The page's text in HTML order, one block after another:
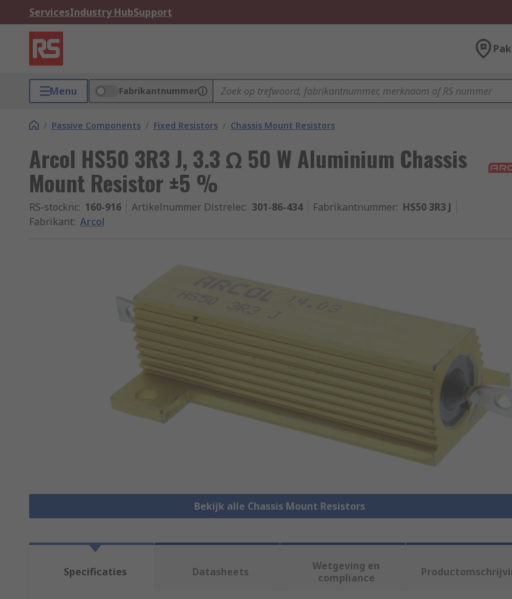
ServicesIndustry HubSupport
Menu Fabrikantnummer
/ Passive Components / Fixed Resistors / Chassis Mount Resistors
Arcol HS50 3R3 J, 3.3 Ω 50 W Aluminium Chassis
Mount Resistor ±5 %
RS-stocknr.: 160-916 Artikelnummer Distrelec: 301-86-434 Fabrikantnummer: HS50 3R3 J
Fabrikant: Arcol
Bekijk alle Chassis Mount Resistors
Specificaties Datasheets
Wetgeving en
compliance